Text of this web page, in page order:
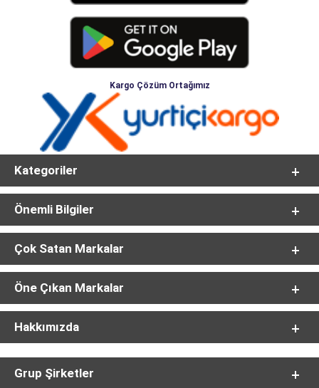
Kargo Çözüm Ortağımız
Kategoriler
Önemli Bilgiler
Çok Satan Markalar
Öne Çıkan Markalar
Hakkımızda
Grup Şirketler